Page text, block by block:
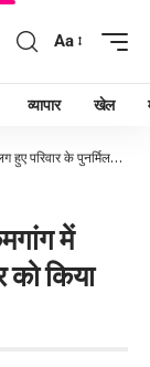
Aa
व्यापार खेल
केंद्र को किया समाप्त
में
को किया